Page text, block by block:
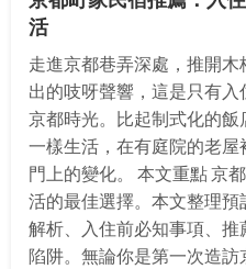
活
走進京都巷弄深處，推開
出的吱呀聲響，這是只有
京都時光。比起制式化的飯
一樣生活，在有庭院的老
門上的變化。 本文重點 京
活的最佳選擇。本文整理
解析、入住前必知事項、
陷阱。無論你是第一次造